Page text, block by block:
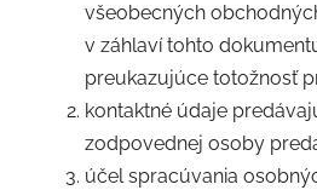
všeobecných
v záhlaví tohto
preukazujúce totožnosť
kontaktné údaje
zodpovednej osoby
účel spracúvania